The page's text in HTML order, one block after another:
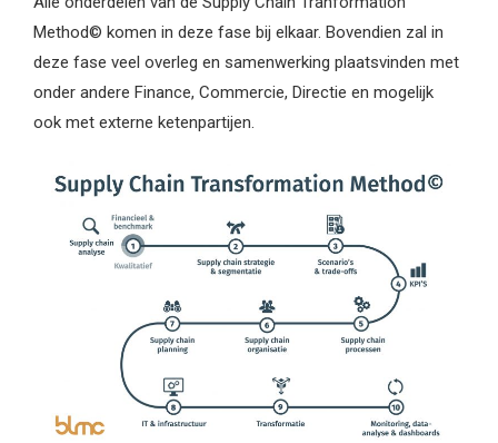
Method© komen in deze fase bij elkaar. Bovendien zal in
deze fase veel overleg en samenwerking plaatsvinden met
onder andere Finance, Commercie, Directie en mogelijk
ook met externe ketenpartijen.